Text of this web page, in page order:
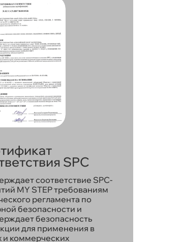
SPC
соответствие SPC-
MY STEP требованиям
регламента по
безопасности и
безопасность
для применения в
и коммерческих